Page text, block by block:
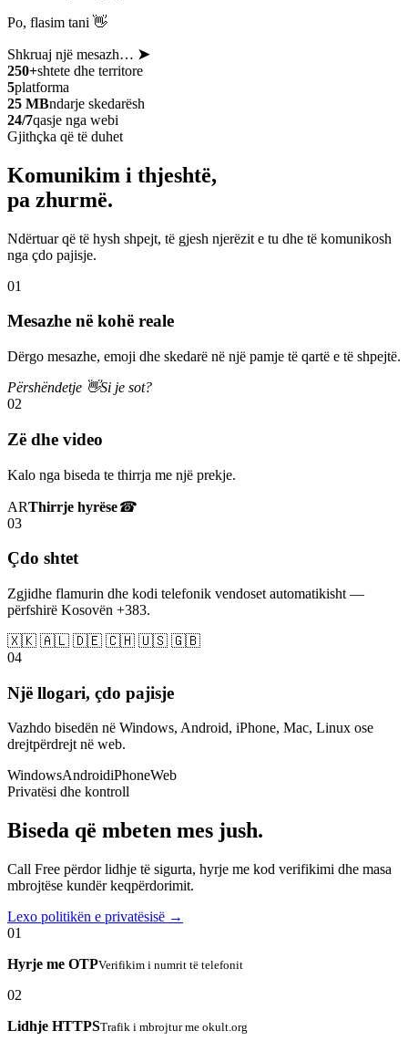
Po, flasim tani 👋
Shkruaj një mesazh… ➤
250+shtete dhe territore
5platforma
25 MBndarje skedarësh
24/7qasje nga webi
Gjithçka që të duhet
Komunikim i thjeshtë,
pa zhurmë.
Ndërtuar që të hysh shpejt, të gjesh njerëzit e tu dhe të komunikosh
nga çdo pajisje.
01
Mesazhe në kohë reale
Dërgo mesazhe, emoji dhe skedarë në një pamje të qartë e të shpejtë.
Përshëndetje 👋Si je sot?
02
Zë dhe video
Kalo nga biseda te thirrja me një prekje.
ARThirrje hyrëse☎
03
Çdo shtet
Zgjidhe flamurin dhe kodi telefonik vendoset automatikisht —
përfshirë Kosovën +383.
🇽🇰 🇦🇱 🇩🇪 🇨🇭 🇺🇸 🇬🇧
04
Një llogari, çdo pajisje
Vazhdo bisedën në Windows, Android, iPhone, Mac, Linux ose
drejtpërdrejt në web.
WindowsAndroidiPhoneWeb
Privatësi dhe kontroll
Biseda që mbeten mes jush.
Call Free përdor lidhje të sigurta, hyrje me kod verifikimi dhe masa
mbrojtëse kundër keqpërdorimit.
Lexo politikën e privatësisë →
01
Hyrje me OTPVerifikim i numrit të telefonit
02
Lidhje HTTPSTrafik i mbrojtur me okult.org